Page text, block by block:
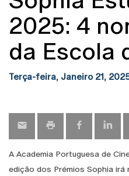
2025: 4
da Escola
Terça-feira, Janeiro 21,
A Academia Portuguesa de
edição dos Prémios Sophia irá